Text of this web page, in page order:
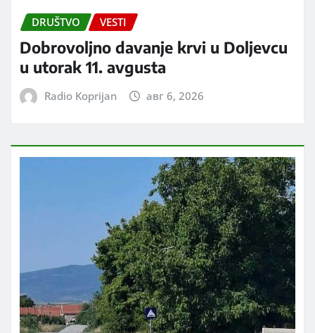
DRUŠTVO VESTI
Dobrovoljno davanje krvi u Doljevcu
u utorak 11. avgusta
Radio Koprijan авг 6, 2026